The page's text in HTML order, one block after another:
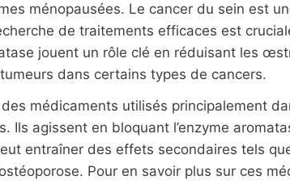
ménopausées. Le cancer du sein est
de traitements efficaces est
jouent un rôle clé en réduisant les
dans certains types de cancers.
médicaments utilisés principalement
Ils agissent en bloquant l’enzyme
entraîner des effets secondaires tels
Pour en savoir plus sur ces